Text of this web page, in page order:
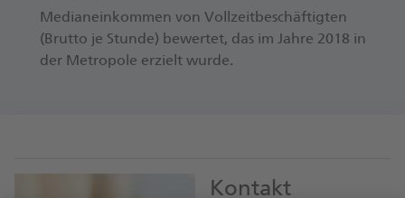
Medianeinkommen von Vollzeitbeschäftigten
(Brutto je Stunde) bewertet, das im Jahre 2018 in
der Metropole erzielt wurde.
Kontakt